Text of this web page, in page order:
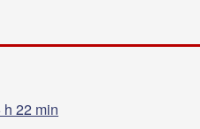
22 min